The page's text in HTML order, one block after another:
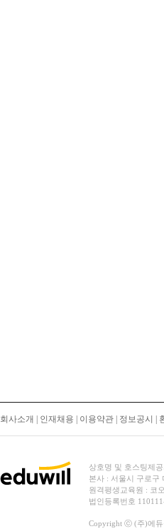
회사소개 인재채용 이용약관 정보공시
상호명 및 호스팅제
본사 : 서울시 구로구
원격평생교육원 : 코
법인등록번호
Copyright ⓒ (주)에듀